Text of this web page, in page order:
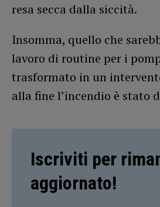
resa secca dalla siccità.
Insomma, quello che
lavoro di routine per i
trasformato in un
alla fine l’incendio è stato
Iscriviti per
aggiornato!